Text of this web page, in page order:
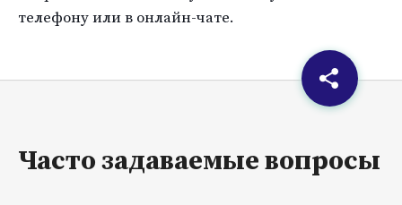
телефону или в онлайн-чате.
Часто задаваемые вопросы